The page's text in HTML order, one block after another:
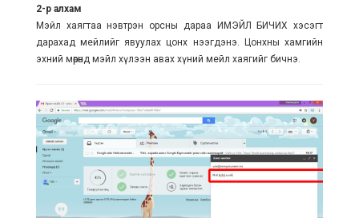
2-р алхам
Мэйл хаягтаа нэвтрэн орсны дараа ИМЭЙЛ БИЧИХ хэсэгт
дарахад мейлийг явуулах цонх нээгдэнэ. Цонхны хамгийн
эхний мөрөнд мэйл хүлээн авах хүний мейл хаягийг бичнэ.